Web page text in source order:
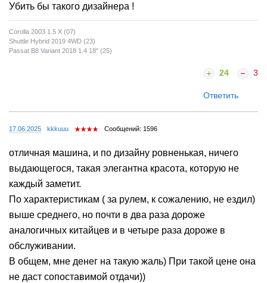
Убить бы такого дизайнера !
Corolla 2003 1.5 X (07)
Shuttle Hybrid 2019 4WD (23)
Passat B8 Variant 2018 1.4 18" (25)
24 3
Ответить
17.06.2025 kkkuuu Сообщений: 1596
отличная машина, и по дизайну ровненькая, ничего
выдающегося, такая элегантна красота, которую не
каждый заметит.
По характеристикам ( за рулем, к сожалению, не ездил)
выше среднего, но почти в два раза дороже
аналогичных китайцев и в четыре раза дороже в
обслуживании.
В общем, мне денег на такую жаль) При такой цене она
не даст сопоставимой отдачи))